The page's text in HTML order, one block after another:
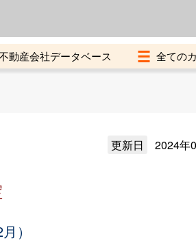
動産会社データベース
更新日 2024年
）